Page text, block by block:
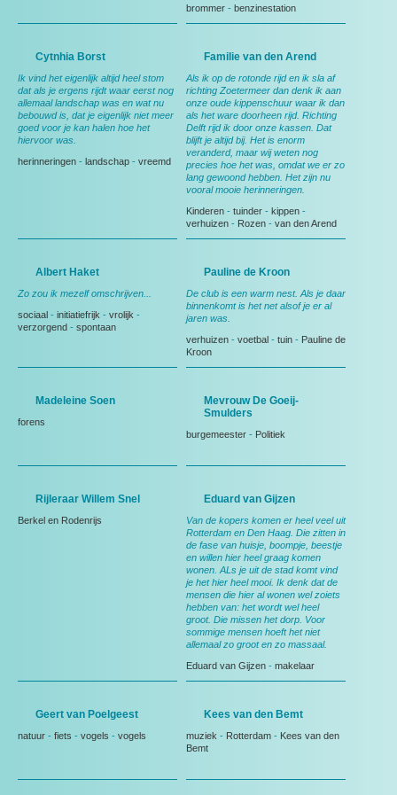
brommer - benzinestation
Cytnhia Borst
Ik vind het eigenlijk altijd heel stom
dat als je ergens rijdt waar eerst nog
allemaal landschap was en wat nu
bebouwd is, dat je eigenlijk niet meer
goed voor je kan halen hoe het
hiervoor was.
herinneringen - landschap - vreemd
Familie van den Arend
Als ik op de rotonde rijd en ik sla af
richting Zoetermeer dan denk ik aan
onze oude kippenschuur waar ik dan
als het ware doorheen rijd. Richting
Delft rijd ik door onze kassen. Dat
blijft je altijd bij. Het is enorm
veranderd, maar wij weten nog
precies hoe het was, omdat we er zo
lang gewoond hebben. Het zijn nu
vooral mooie herinneringen.
Kinderen - tuinder - kippen -
verhuizen - Rozen - van den Arend
Albert Haket
Zo zou ik mezelf omschrijven...
sociaal - initiatiefrijk - vrolijk -
verzorgend - spontaan
Pauline de Kroon
De club is een warm nest. Als je daar
binnenkomt is het net alsof je er al
jaren was.
verhuizen - voetbal - tuin - Pauline de
Kroon
Madeleine Soen
forens
Mevrouw De Goeij-
Smulders
burgemeester - Politiek
Rijleraar Willem Snel
Berkel en Rodenrijs
Eduard van Gijzen
Van de kopers komen er heel veel uit
Rotterdam en Den Haag. Die zitten in
de fase van huisje, boompje, beestje
en willen hier heel graag komen
wonen. ALs je uit de stad komt vind
je het hier heel mooi. Ik denk dat de
mensen die hier al wonen wel zoiets
hebben van: het wordt wel heel
groot. Die missen het dorp. Voor
sommige mensen hoeft het niet
allemaal zo groot en zo massaal.
Eduard van Gijzen - makelaar
Geert van Poelgeest
natuur - fiets - vogels - vogels
Kees van den Bemt
muziek - Rotterdam - Kees van den
Bemt